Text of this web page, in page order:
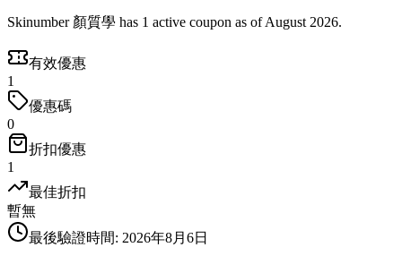
Skinumber 顏質學 has 1 active coupon as of August 2026.
有效優惠
1
優惠碼
0
折扣優惠
1
最佳折扣
暫無
最後驗證時間: 2026年8月6日